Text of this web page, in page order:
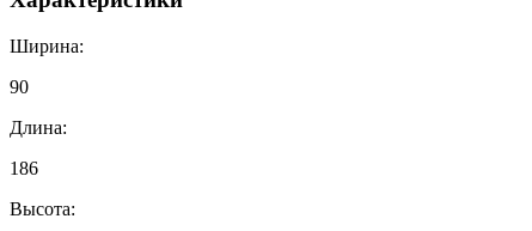
Ширина:
90
Длина:
186
Высота: